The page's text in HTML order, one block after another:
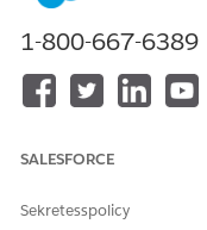
1-800-667-6389
SALESFORCE
Sekretesspolicy